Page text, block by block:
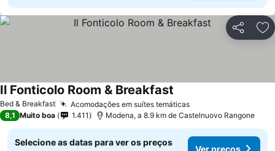
Partilhar
Bed & Breakfast Acomodações em suítes temáticasVer preços
Il Fonticolo Room & Breakfast
8,1 Muito boa 1.411 Modena, a 8.9 km de Castelnuovo Rangone
Selecione as datas para ver os preços
Ver preços